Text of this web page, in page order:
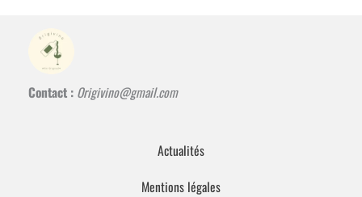
Contact : Origivino@gmail.com
Actualités
Mentions légales